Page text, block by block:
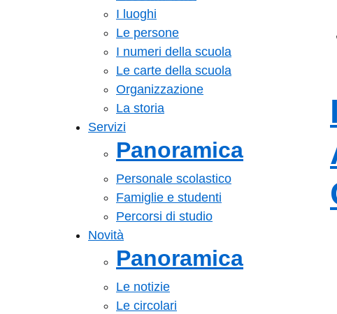
I luoghi
Le persone
I numeri della scuola
Le carte della scuola
Organizzazione
La storia
Servizi
Panoramica
Personale scolastico
Famiglie e studenti
Percorsi di studio
Novità
Panoramica
Le notizie
Le circolari